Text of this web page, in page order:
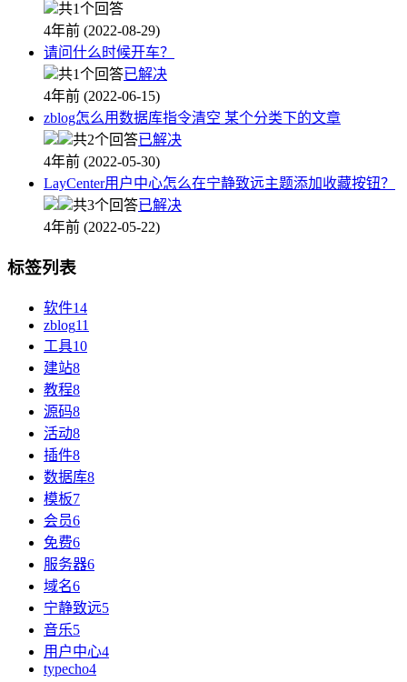
共1个回答
4年前 (2022-08-29)
请问什么时候开车？
共1个回答已解决
4年前 (2022-06-15)
zblog怎么用数据库指令清空 某个分类下的文章
共2个回答已解决
4年前 (2022-05-30)
LayCenter用户中心怎么在宁静致远主题添加收藏按钮？
共3个回答已解决
4年前 (2022-05-22)
标签列表
软件14
zblog11
工具10
建站8
教程8
源码8
活动8
插件8
数据库8
模板7
会员6
免费6
服务器6
域名6
宁静致远5
音乐5
用户中心4
typecho4